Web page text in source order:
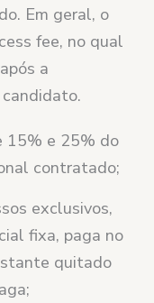
Em geral, o
fee, no qual
a
15% e 25% do
contratado;
exclusivos,
fixa, paga no
quitado